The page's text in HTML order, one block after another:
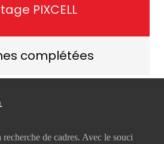
PIXCELL
complétées
recherche de cadres. Avec le souci